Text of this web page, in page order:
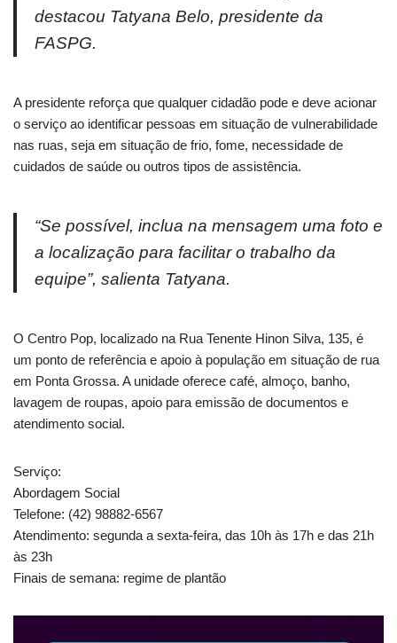
destacou Tatyana Belo, presidente da
FASPG.
A presidente reforça que qualquer cidadão pode e deve acionar
o serviço ao identificar pessoas em situação de vulnerabilidade
nas ruas, seja em situação de frio, fome, necessidade de
cuidados de saúde ou outros tipos de assistência.
“Se possível, inclua na mensagem uma foto e
a localização para facilitar o trabalho da
equipe”, salienta Tatyana.
O Centro Pop, localizado na Rua Tenente Hinon Silva, 135, é
um ponto de referência e apoio à população em situação de rua
em Ponta Grossa. A unidade oferece café, almoço, banho,
lavagem de roupas, apoio para emissão de documentos e
atendimento social.
Serviço:
Abordagem Social
Telefone: (42) 98882-6567
Atendimento: segunda a sexta-feira, das 10h às 17h e das 21h
às 23h
Finais de semana: regime de plantão